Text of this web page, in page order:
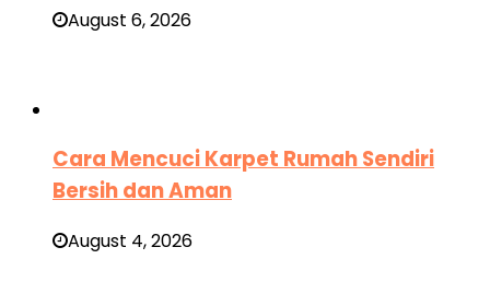
August 6, 2026
Cara Mencuci Karpet Rumah Sendiri
Bersih dan Aman
August 4, 2026